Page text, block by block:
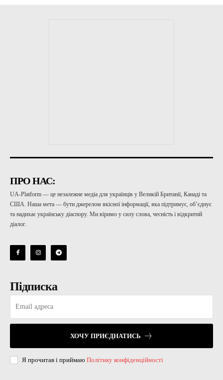
ПРО НАС:
UA-Platform — це незалежне медіа для українців у Великій Британії, Канаді та
США. Наша мета — бути джерелом якісної інформації, яка підтримує, об’єднує
та надихає українську діаспору. Ми віримо у силу слова, чесність і відкритий
діалог.
Підписка
ХОЧУ ПРИЄДНАТИСЬ
Я прочитав і приймаю Політику конфіденційності